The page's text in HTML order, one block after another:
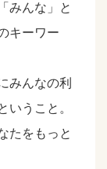
みんな」と
キーワー
みんなの利
いうこと。
たをもっと